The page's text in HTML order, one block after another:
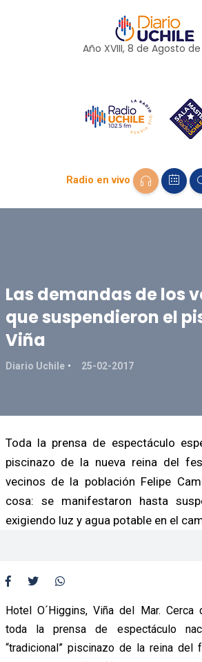
Año XVIII, 8 de Agosto
Radio en vivo
Las demandas de los
que suspendieron el
Viña
Diario Uchile 25-02-2017
Toda la prensa de espectáculo
piscinazo de la nueva reina del
vecinos de la población Felipe
cosa: se manifestaron hasta
exigiendo luz y agua potable en el
Hotel O´Higgins, Viña del Mar.
toda la prensa de espectáculo
“tradicional” piscinazo de la reina del